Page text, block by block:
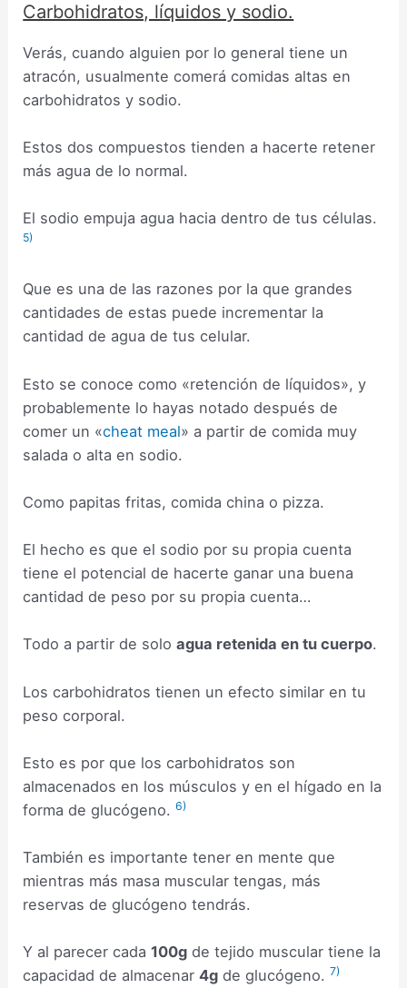
Carbohidratos, líquidos y sodio.
Verás, cuando alguien por lo general tiene un
atracón, usualmente comerá comidas altas en
carbohidratos y sodio.
Estos dos compuestos tienden a hacerte retener
más agua de lo normal.
El sodio empuja agua hacia dentro de tus células.
5)
Que es una de las razones por la que grandes
cantidades de estas puede incrementar la
cantidad de agua de tus celular.
Esto se conoce como «retención de líquidos», y
probablemente lo hayas notado después de
comer un «cheat meal» a partir de comida muy
salada o alta en sodio.
Como papitas fritas, comida china o pizza.
El hecho es que el sodio por su propia cuenta
tiene el potencial de hacerte ganar una buena
cantidad de peso por su propia cuenta…
Todo a partir de soloagua retenida en tu cuerpo.
Los carbohidratos tienen un efecto similar en tu
peso corporal.
Esto es por que los carbohidratos son
almacenados en los músculos y en el hígado en la
forma de glucógeno.6)
También es importante tener en mente que
mientras más masa muscular tengas, más
reservas de glucógeno tendrás.
Y al parecer cada100g de tejido muscular tiene la
capacidad de almacenar4g de glucógeno. 7)